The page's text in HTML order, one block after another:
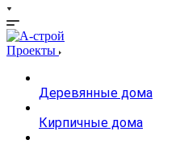
Проекты
Деревянные дома
Кирпичные дома